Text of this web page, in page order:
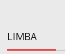
LIMBA